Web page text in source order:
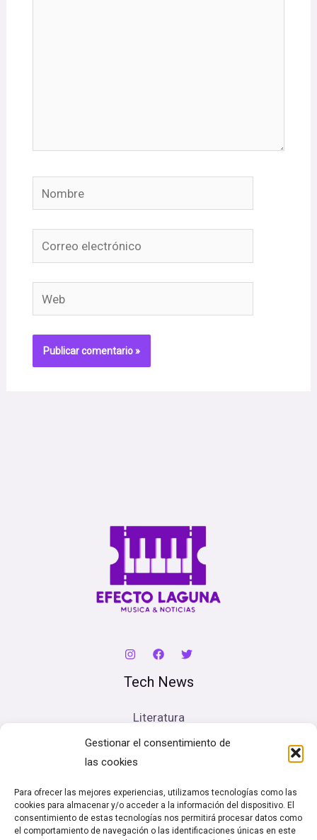
Gestionar el consentimiento de
las cookies
Para ofrecer las mejores experiencias, utilizamos tecnologías como las
cookies para almacenar y/o acceder a la información del dispositivo. El
consentimiento de estas tecnologías nos permitirá procesar datos como
el comportamiento de navegación o las identificaciones únicas en este
Nombre
Correo
electrónico
Web
Tech News
Literatura
Cine
Legal